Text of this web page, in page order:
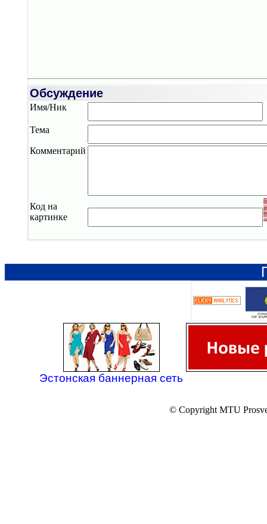
Обсуждение
Имя/Ник
Тема
Комментарий
Код на
картинке
Эстонская баннерная сеть
© Copyright MTU